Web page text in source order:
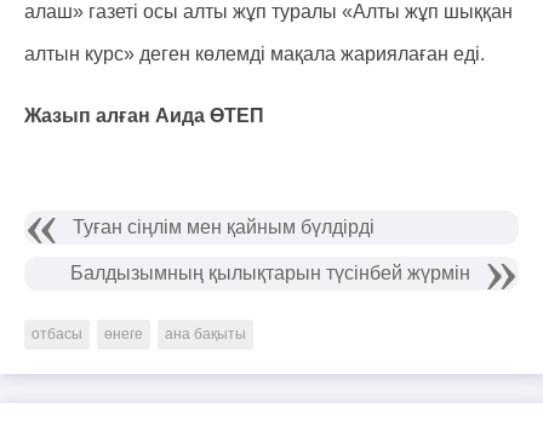
алаш» газеті осы алты жұп туралы «Алты жұп шыққан
алтын курс» деген көлемді мақала жариялаған еді.
Жазып алған Аида ӨТЕП
Туған сіңлім мен қайным бүлдірді
Балдызымның қылықтарын түсінбей жүрмін
отбасы өнеге ана бақыты